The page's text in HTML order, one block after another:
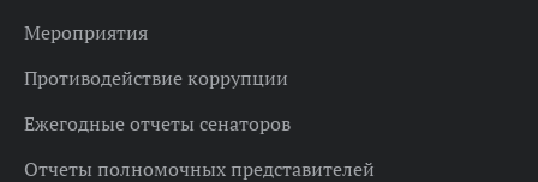
Мероприятия
Противодействие коррупции
Ежегодные отчеты сенаторов
Отчеты полномочных представителей